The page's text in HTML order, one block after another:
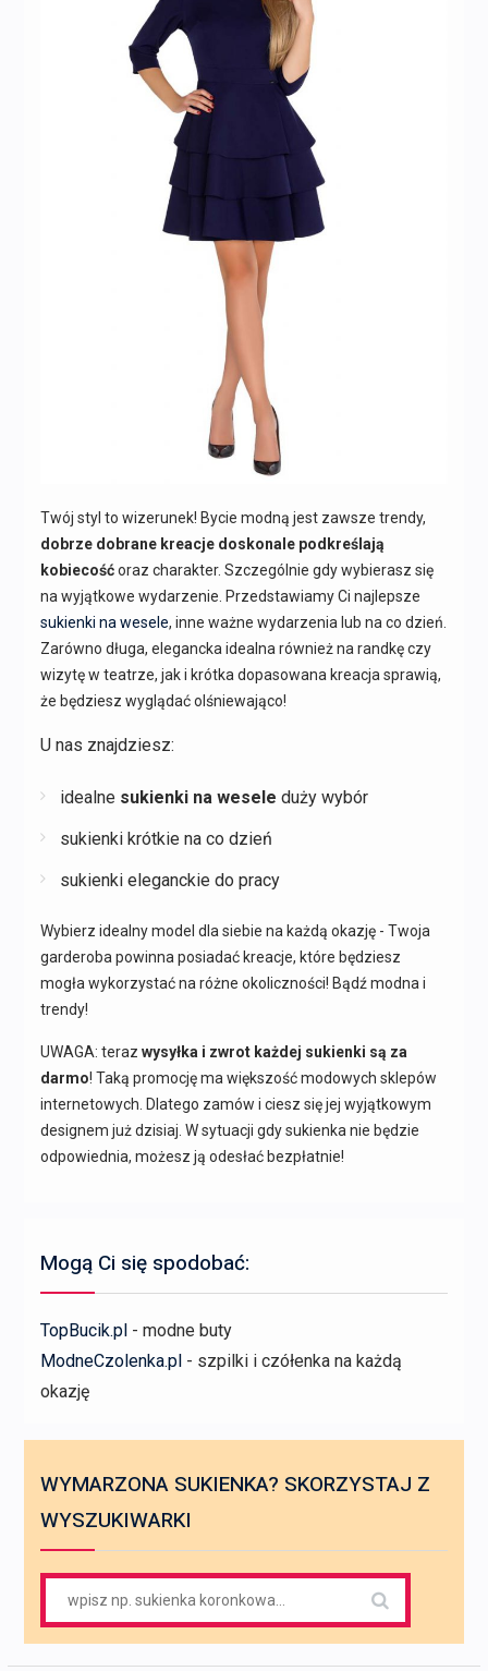
Twój styl to wizerunek! Bycie modną jest zawsze trendy,
dobrze dobrane kreacje doskonale podkreślają
kobiecośćoraz charakter. Szczególnie gdy wybierasz się
na wyjątkowe wydarzenie. Przedstawiamy Ci najlepsze
sukienki na wesele, inne ważne wydarzenia lub na co dzień.
Zarówno długa, elegancka idealna również na randkę czy
wizytę w teatrze, jak i krótka dopasowana kreacja sprawią,
że będziesz wyglądać olśniewająco!
U nas znajdziesz:
idealne sukienki na wesele duży wybór
sukienki krótkie na co dzień
sukienki eleganckie do pracy
Wybierz idealny model dla siebie na każdą okazję - Twoja
garderoba powinna posiadać kreacje, które będziesz
mogła wykorzystać na różne okoliczności! Bądź modna i
trendy!
UWAGA: teraz wysyłka i zwrot każdej sukienki są za
darmo! Taką promocję ma większość modowych sklepów
internetowych. Dlatego zamów i ciesz się jej wyjątkowym
designem już dzisiaj. W sytuacji gdy sukienka nie będzie
odpowiednia, możesz ją odesłać bezpłatnie!
Mogą Ci się spodobać:
TopBucik.pl - modne buty
ModneCzolenka.pl - szpilki i czółenka na każdą
okazję
WYMARZONA SUKIENKA? SKORZYSTAJ Z
WYSZUKIWARKI
for: